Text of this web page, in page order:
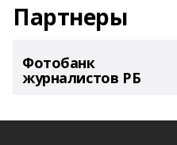
Партнеры
Фотобанк
журналистов РБ